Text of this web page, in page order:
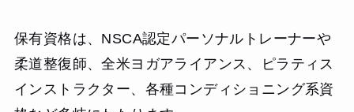
保有資格は、NSCA認定パーソナルトレーナーや
柔道整復師、全米ヨガアライアンス、ピラティス
インストラクター、各種コンディショニング系資